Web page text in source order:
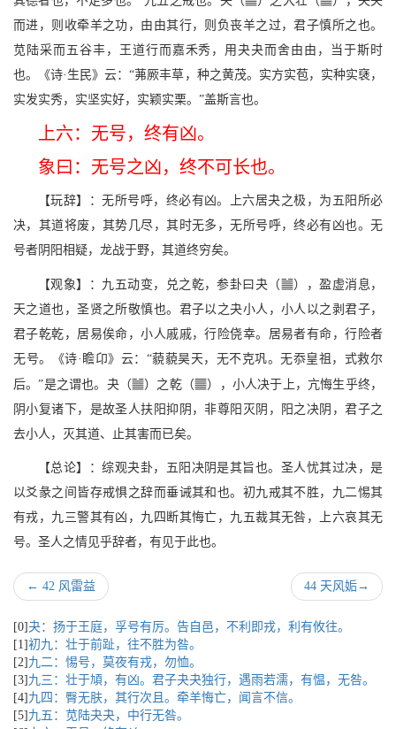
而进，则收牵羊之功，由由其行，则负丧羊之过，君子慎所之也。
苋陆采而五谷丰，王道行而嘉禾秀，用夬夬而舍由由，当于斯时
也。《诗·生民》云：“茀厥丰草，种之黄茂。实方实苞，实种实褎，
实发实秀，实坚实好，实颖实栗。”盖斯言也。
上六：无号，终有凶。
象曰：无号之凶，终不可长也。
【玩辞】：无所号呼，终必有凶。上六居夬之极，为五阳所必
决，其道将废，其势几尽，其时无多，无所号呼，终必有凶也。无
号者阴阳相疑，龙战于野，其道终穷矣。
【观象】：九五动变，兑之乾，参卦曰夬（b），盈虚消息，
天之道也，圣贤之所敬慎也。君子以之夬小人，小人以之剥君子，
君子乾乾，居易俟命，小人戚戚，行险侥幸。居易者有命，行险者
无号。《诗·瞻卬》云：“藐藐昊天，无不克巩。无忝皇祖，式救尔
后。”是之谓也。夬（b）之乾（q），小人决于上，亢悔生乎终，
阴小复诸下，是故圣人扶阳抑阴，非尊阳灭阴，阳之决阴，君子之
去小人，灭其道、止其害而已矣。
【总论】：综观夬卦，五阳决阴是其旨也。圣人忧其过决，是
以爻彖之间皆存戒惧之辞而垂诫其和也。初九戒其不胜，九二惕其
有戎，九三警其有凶，九四断其悔亡，九五裁其无咎，上六哀其无
号。圣人之情见乎辞者，有见于此也。
← 42 风雷益 44 天风姤→
[0]夬：扬于王庭，孚号有厉。告自邑，不利即戎，利有攸往。
[1]初九：壮于前趾，往不胜为咎。
[2] 九二：惕号，莫夜有戎，勿恤。
[3] 九三：壮于頄，有凶。君子夬夬独行，遇雨若濡，有愠，无咎。
[4] 九四：臀无肤，其行次且。牵羊悔亡，闻言不信。
[5] 九五：苋陆夬夬，中行无咎。